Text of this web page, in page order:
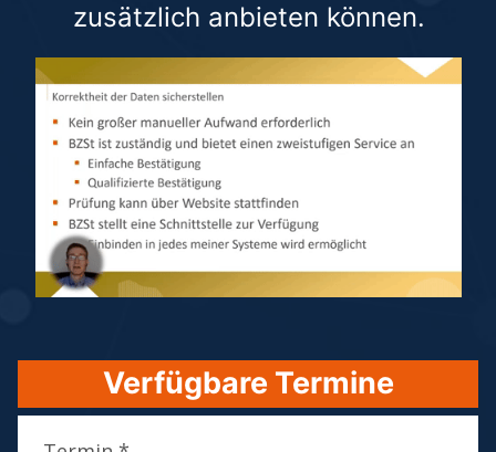
zusätzlich anbieten können.
Verfügbare Termine